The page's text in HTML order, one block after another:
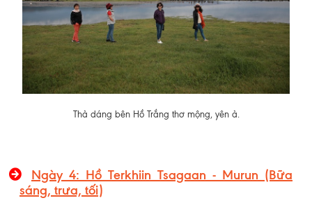
Thả dáng bên Hồ Trắng thơ mộng, yên ả.
Ngày 4: Hồ Terkhiin Tsagaan - Murun (Bữa
sáng, trưa, tối)